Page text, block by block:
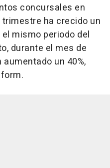
concursales en
ha crecido un
mismo periodo del
durante el mes de
un 40%,